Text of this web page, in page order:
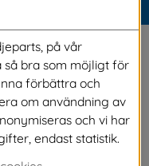
på vår
bra som möjligt för
förbättra och
om användning av
och vi har
endast statistik.